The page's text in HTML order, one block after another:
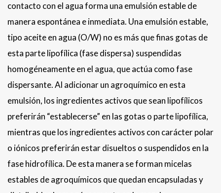
contacto con el agua forma una emulsión estable de
manera espontánea e inmediata. Una emulsión estable,
tipo aceite en agua (O/W) no es más que finas gotas de
esta parte lipofílica (fase dispersa) suspendidas
homogéneamente en el agua, que actúa como fase
dispersante. Al adicionar un agroquímico en esta
emulsión, los ingredientes activos que sean lipofílicos
preferirán “establecerse” en las gotas o parte lipofílica,
mientras que los ingredientes activos con carácter polar
o iónicos preferirán estar disueltos o suspendidos en la
fase hidrofílica. De esta manera se forman micelas
estables de agroquímicos que quedan encapsuladas y